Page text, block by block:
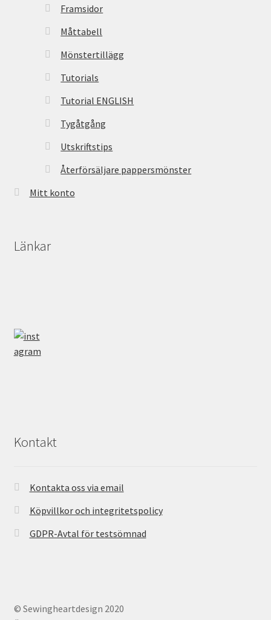
Framsidor
Måttabell
Mönstertillägg
Tutorials
Tutorial ENGLISH
Tygåtgång
Utskriftstips
Återförsäljare pappersmönster
Mitt konto
Länkar
Kontakt
Kontakta oss via email
Köpvillkor och integritetspolicy
GDPR-Avtal för testsömnad
© Sewingheartdesign 2020